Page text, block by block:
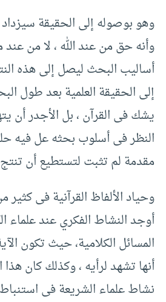
وهو بوصوله إلى الحقيقة سيزداد
وأنه حق من عند الله ، لا من
أساليب البحث ليصل إلى هذه
إلى الحقيقة العلمية بعد طول
يشك فى القرآن ، بل الأجدر أن
النظر فى أسلوب بحثه عل فيه
مقدمة لم تثبت لتستطيع أن
وحياد الألفاظ القرآنية فى
أوجد النشاط الفكري عند علماء
المسائل الكلامية، حيث تكون
أنها تشهد لرأيه ، وكذلك كان
نشاط علماء الشريعة فى استنباط